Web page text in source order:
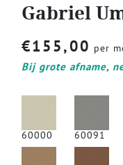
Gabriel
€155,00 per
Bij grote afname,
60000 60091